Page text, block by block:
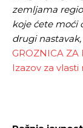
zemljama
koje ćete moći
drugi
GROZNICA ZA
Izazov za